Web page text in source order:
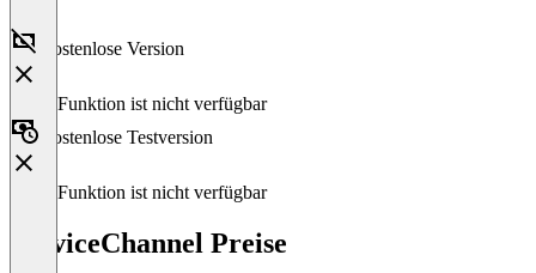
Kostenlose Version
Diese Funktion ist nicht verfügbar
Kostenlose Testversion
Diese Funktion ist nicht verfügbar
ServiceChannel Preise